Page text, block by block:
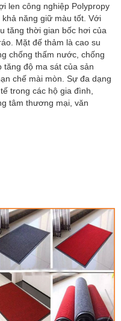
len công nghiệp Polypropy
năng giữ màu tốt. Với
tăng thời gian bốc hơi của
Mặt đế thảm là cao su
chống thấm nước, chống
tăng độ ma sát của sản
chế mài mòn. Sự đa dạng
trong các hộ gia đình,
tâm thương mại, văn